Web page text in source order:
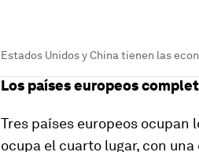
Estados Unidos y China tienen las
Los países europeos
Tres países europeos ocupan
ocupa el cuarto lugar, con